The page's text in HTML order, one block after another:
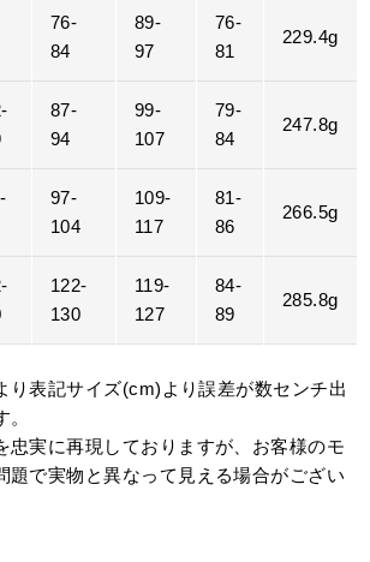
76-
84
89-
97
76-
81
229.4g
87-
94
99-
107
79-
84
247.8g
97-
104
109-
117
81-
86
266.5g
122-
130
119-
127
84-
89
285.8g
表記サイズ(cm)より誤差が数センチ出
実に再現しておりますが、お客様のモ
題で実物と異なって見える場合がござい